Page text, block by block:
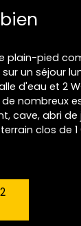
plain-pied
un séjour
d'eau et 2
nombreux
cave, abri de
clos de